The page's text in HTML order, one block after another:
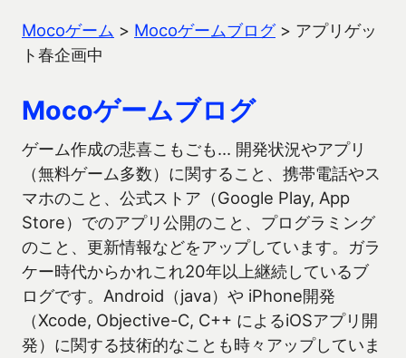
Mocoゲーム > Mocoゲームブログ> アプリゲッ
ト春企画中
Mocoゲームブログ
ゲーム作成の悲喜こもごも… 開発状況やアプリ
（無料ゲーム多数）に関すること、携帯電話やス
マホのこと、公式ストア（Google Play, App
Store）でのアプリ公開のこと、プログラミング
のこと、更新情報などをアップしています。ガラ
ケー時代からかれこれ20年以上継続しているブ
ログです。Android（java）や iPhone開発
（Xcode, Objective-C, C++ によるiOSアプリ開
発）に関する技術的なことも時々アップしていま